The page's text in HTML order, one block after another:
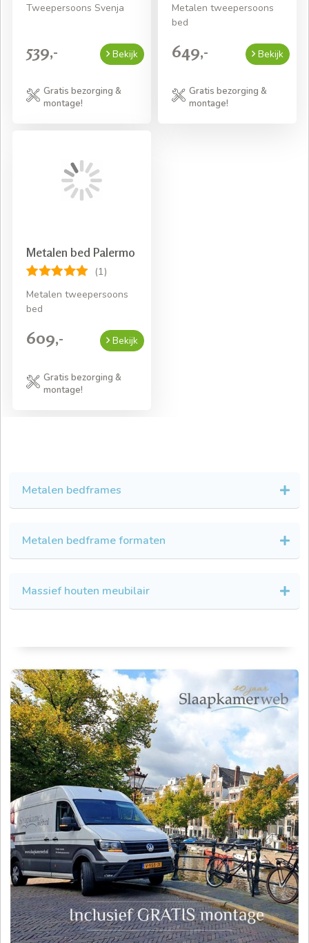
Tweepersoons Svenja
539,- Bekijk
Gratis bezorging &
montage!
Metalen tweepersoons
bed
649,- Bekijk
Gratis bezorging &
montage!
Metalen bed Palermo
(1)
Metalen tweepersoons
bed
609,- Bekijk
Gratis bezorging &
montage!
Metalen bedframes
Metalen bedframe formaten
Massief houten meubilair